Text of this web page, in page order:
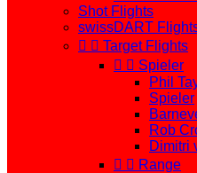
Shot Flights
swissDART
  Target Flights
  Spieler
Phil
Spieler
Rob
Dimitri
  Range